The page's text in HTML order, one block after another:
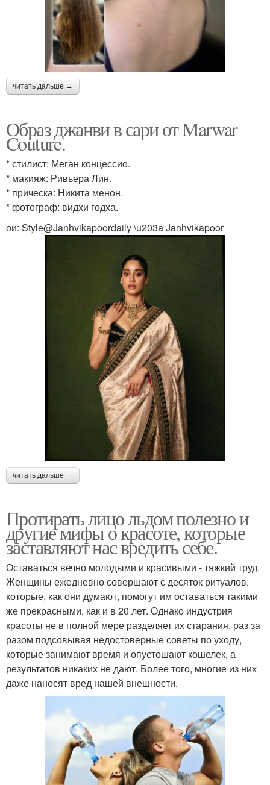
читать дальше →
Образ джанви в сари от Marwar
Couture.
* стилист: Меган концессио.
* макияж: Ривьера Лин.
* прическа: Никита менон.
* фотограф: видхи годха.
ои: Style@Janhvikapoordaily \u203a Janhvikapoor
читать дальше →
Протирать лицо льдом полезно и
другие мифы о красоте, которые
заставляют нас вредить себе.
Оставаться вечно молодыми и красивыми - тяжкий труд.
Женщины ежедневно совершают с десяток ритуалов,
которые, как они думают, помогут им оставаться такими
же прекрасными, как и в 20 лет. Однако индустрия
красоты не в полной мере разделяет их старания, раз за
разом подсовывая недостоверные советы по уходу,
которые занимают время и опустошают кошелек, а
результатов никаких не дают. Более того, многие из них
даже наносят вред нашей внешности.